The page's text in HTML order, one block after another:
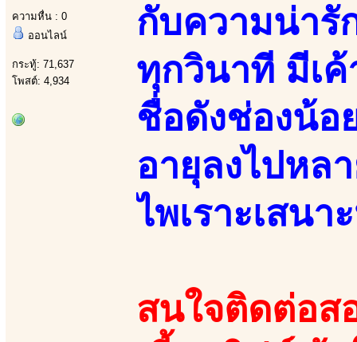
ความหื่น : 0
ออนไลน์
กระทู้: 71,637
โพสต์: 4,934
กับความน่ารั
ทุกวินาที มีเ
ชื่อดังช่องน้อ
อายุลงไปหล
ไพเราะเสนา
สนใจติดต่อส